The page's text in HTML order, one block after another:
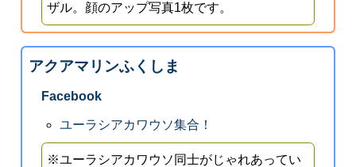
ザル。顔のアップ写真1枚です。
アクアマリンふくしま
Facebook
ユーラシアカワウソ集合！
※ユーラシアカワウソ同士がじゃれあってい